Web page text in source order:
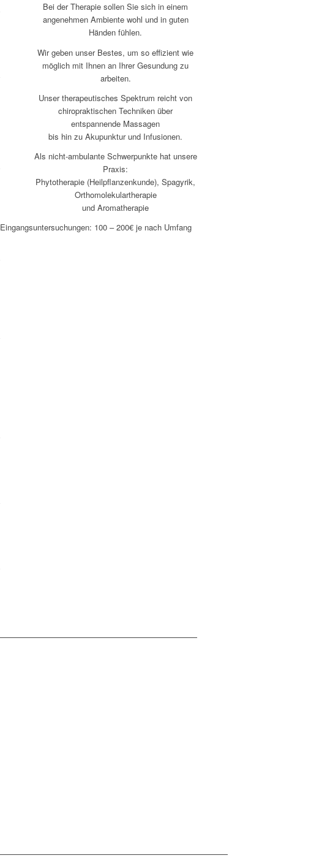
Bei der Therapie sollen Sie sich in einem
angenehmen Ambiente wohl und in guten
Händen fühlen.
Wir geben unser Bestes, um so effizient wie
möglich mit Ihnen an Ihrer Gesundung zu
arbeiten.
Unser therapeutisches Spektrum reicht von
chiropraktischen Techniken über
entspannende Massagen
bis hin zu Akupunktur und Infusionen.
Als nicht-ambulante Schwerpunkte hat unsere
Praxis:
Phytotherapie (Heilpflanzenkunde), Spagyrik,
Orthomolekulartherapie
und Aromatherapie
Eingangsuntersuchungen: 100 – 200€ je nach Umfang